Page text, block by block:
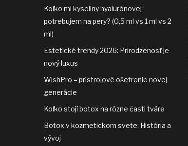
Koľko ml kyseliny hyalurónovej
potrebujem na pery? (0,5 ml vs 1 ml vs 2
ml)
Estetické trendy 2026: Prirodzenosť je
nový luxus
WishPro – prístrojové ošetrenie novej
generácie
Koľko stojí botox na rôzne časti tváre
Botox v kozmetickom svete: História a
vývoj